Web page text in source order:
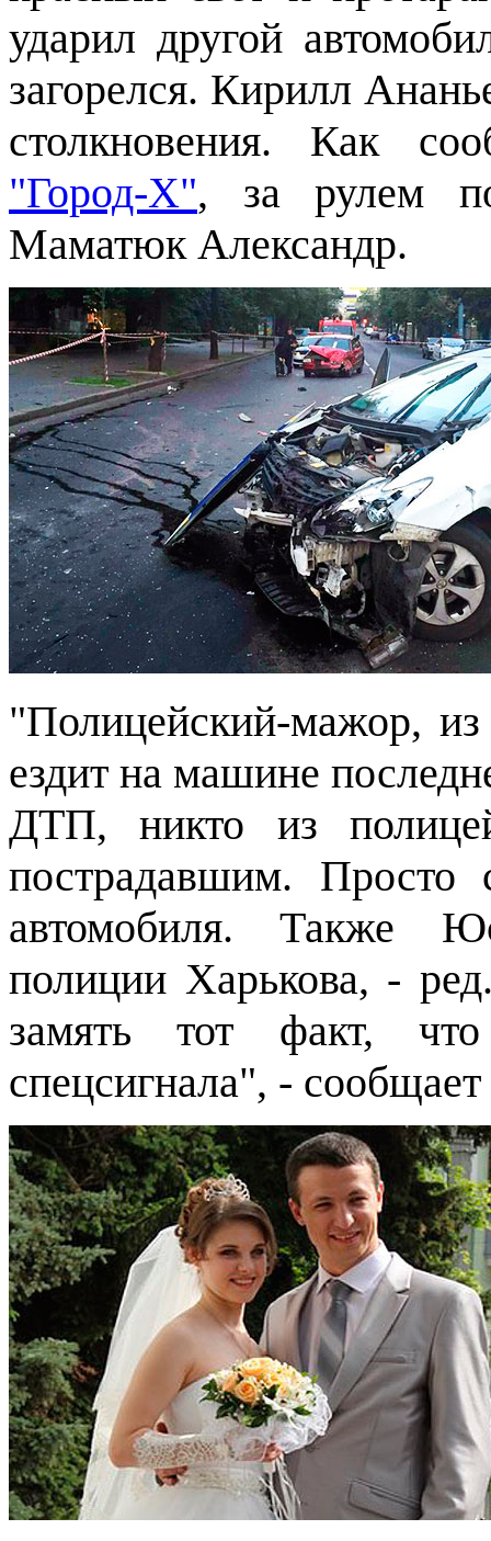
ударил другой
загорелся. Кирилл
столкновения. Как
"Город-Х", за рулем
Маматюк Александр.
"Полицейский-мажор,
ездит на машине
ДТП, никто из
пострадавшим.
автомобиля. Также
полиции Харькова, -
замять тот факт,
спецсигнала", - сообщает